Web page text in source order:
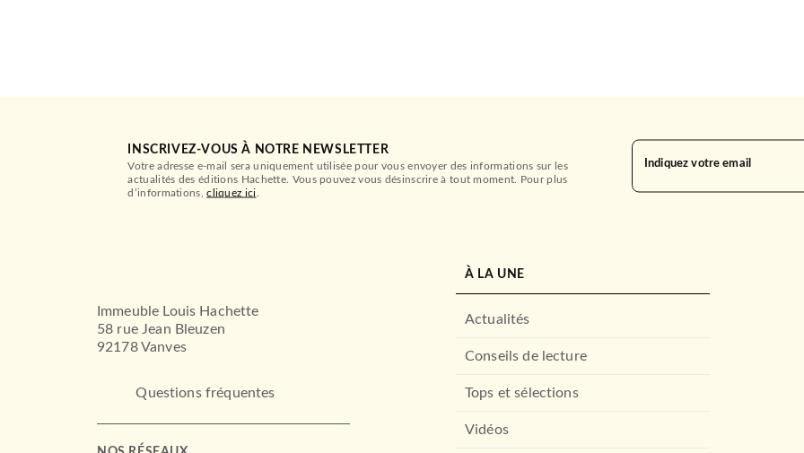
INSCRIVEZ-VOUS À NOTRE NEWSLETTER
Votre adresse e-mail sera uniquement utilisée pour vous envoyer des informations sur les
actualités des éditions Hachette. Vous pouvez vous désinscrire à tout moment. Pour plus
d’informations,cliquez ici
Indiquez votre email
Immeuble Louis Hachette
58 rue Jean Bleuzen
92178 Vanves
Questions fréquentes
À LA UNE
Actualités
Conseils de lecture
Tops et sélections
Vidéos